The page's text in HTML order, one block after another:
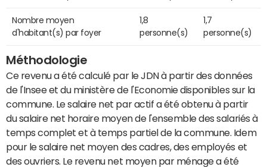
Nombre moyen
d'habitant(s) par foyer
1,8
personne(s)
1,7
personne(s)
Méthodologie
Ce revenu a été calculé par le JDN à partir des données
de l'Insee et du ministère de l'Economie disponibles sur la
commune. Le salaire net par actif a été obtenu à partir
du salaire net horaire moyen de l'ensemble des salariés à
temps complet et à temps partiel de la commune. Idem
pour le salaire net moyen des cadres, des employés et
des ouvriers. Le revenu net moyen par ménage a été